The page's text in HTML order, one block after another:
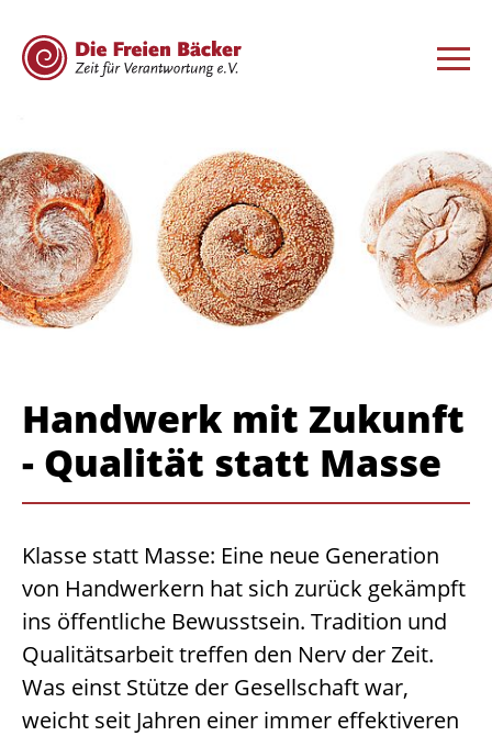
Handwerk mit Zukunft
- Qualität statt Masse
Klasse statt Masse: Eine neue Generation
von Handwerkern hat sich zurück gekämpft
ins öffentliche Bewusstsein. Tradition und
Qualitätsarbeit treffen den Nerv der Zeit.
Was einst Stütze der Gesellschaft war,
weicht seit Jahren einer immer effektiveren